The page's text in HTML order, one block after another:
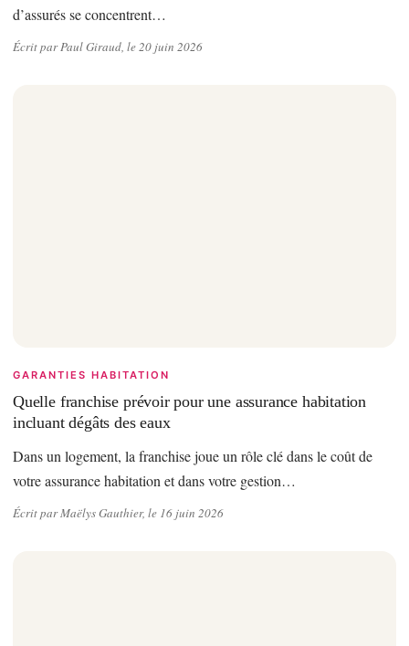
d’assurés se concentrent…
Écrit par Paul Giraud, le 20 juin 2026
GARANTIES HABITATION
Quelle franchise prévoir pour une assurance habitation
incluant dégâts des eaux
Dans un logement, la franchise joue un rôle clé dans le coût de
votre assurance habitation et dans votre gestion…
Écrit par Maëlys Gauthier, le 16 juin 2026